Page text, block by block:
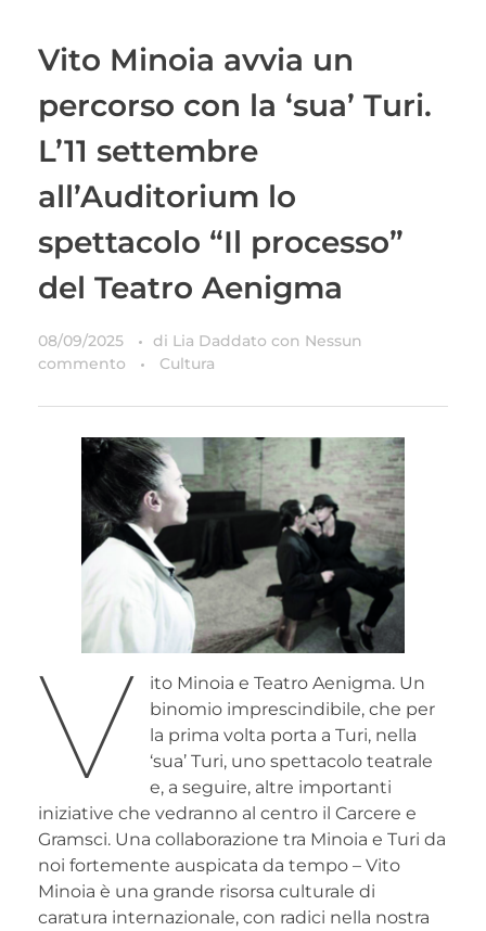
Vito Minoia avvia un
percorso con la ‘sua’ Turi.
L’11 settembre
all’Auditorium lo
spettacolo “Il processo”
del Teatro Aenigma
08/09/2025 di Lia Daddato con Nessun
commento
Cultura
V
ito Minoia e Teatro Aenigma. Un
binomio imprescindibile, che per
la prima volta porta a Turi, nella
‘sua’ Turi, uno spettacolo teatrale
e, a seguire, altre importanti
iniziative che vedranno al centro il Carcere e
Gramsci. Una collaborazione tra Minoia e Turi da
noi fortemente auspicata da tempo – Vito
Minoia è una grande risorsa culturale di
caratura internazionale, con radici nella nostra